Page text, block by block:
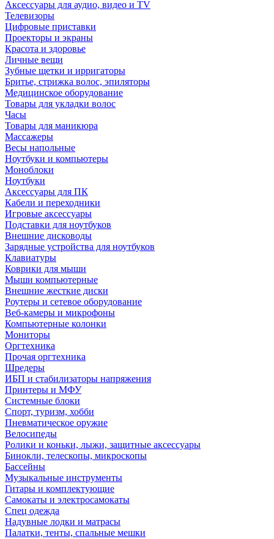
Аксессуары для аудио, видео и TV
Телевизоры
Цифровые приставки
Проекторы и экраны
Красота и здоровье
Личные вещи
Зубные щетки и ирригаторы
Бритье, стрижка волос, эпиляторы
Медицинское оборудование
Товары для укладки волос
Часы
Товары для маникюра
Массажеры
Весы напольные
Ноутбуки и компьютеры
Моноблоки
Ноутбуки
Аксессуары для ПК
Кабели и переходники
Игровые аксессуары
Подставки для ноутбуков
Внешние дисководы
Зарядные устройства для ноутбуков
Клавиатуры
Коврики для мыши
Мыши компьютерные
Внешние жесткие диски
Роутеры и сетевое оборудование
Веб-камеры и микрофоны
Компьютерные колонки
Мониторы
Оргтехника
Прочая оргтехника
Шредеры
ИБП и стабилизаторы напряжения
Принтеры и МФУ
Системные блоки
Спорт, туризм, хобби
Пневматическое оружие
Велосипеды
Ролики и коньки, лыжи, защитные аксессуары
Бинокли, телескопы, микроскопы
Бассейны
Музыкальные инструменты
Гитары и комплектующие
Самокаты и электросамокаты
Спец одежда
Надувные лодки и матрасы
Палатки, тенты, спальные мешки